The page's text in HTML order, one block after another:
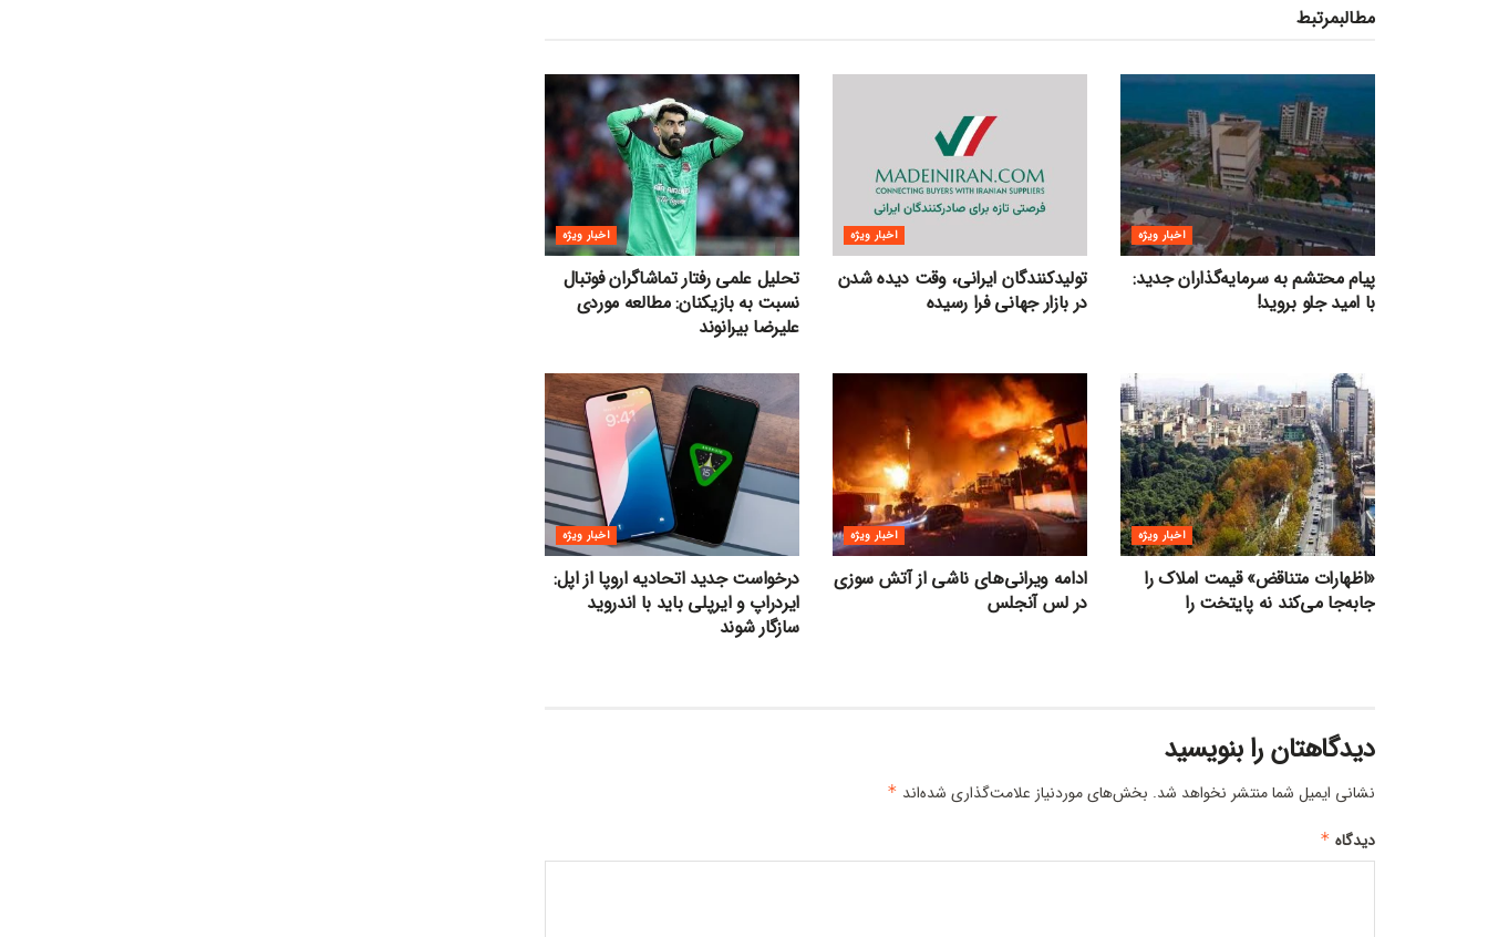
مطالبمرتبط
اخبار ویژه
پیام محتشم به سرمایه‌گذاران جدید:
با امید جلو بروید!
اخبار ویژه
تولیدکنندگان ایرانی، وقت دیده شدن
در بازار جهانی فرا رسیده
اخبار ویژه
تحلیل علمی رفتار تماشاگران فوتبال
نسبت به بازیکنان: مطالعه موردی
علیرضا بیرانوند
اخبار ویژه
«اظهارات متناقض» قیمت‌ املاک را
جابه‌جا می‌کند نه پایتخت را
اخبار ویژه
ادامه ویرانی‌های ناشی از آتش سوزی
در لس آنجلس
اخبار ویژه
درخواست جدید اتحادیه اروپا از اپل:
ایردراپ و ایرپلی باید با اندروید
سازگار شوند
دیدگاهتان را بنویسید
نشانی ایمیل شما منتشر نخواهد شد. بخش‌های موردنیاز علامت‌گذاری شده‌اند *
دیدگاه *